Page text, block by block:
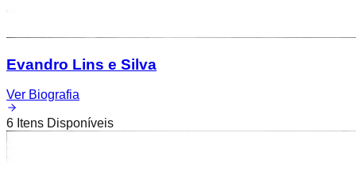
Evandro Lins e Silva
Ver Biografia
6 Itens Disponíveis